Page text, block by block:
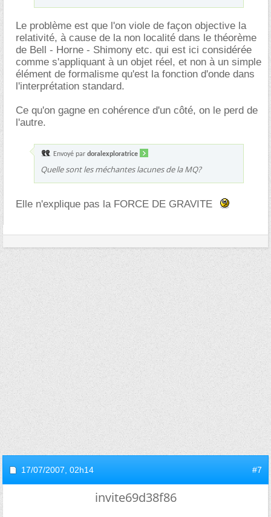
Le problème est que l'on viole de façon objective la
relativité, à cause de la non localité dans le théorème
de Bell - Horne - Shimony etc. qui est ici considérée
comme s'appliquant à un objet réel, et non à un simple
élément de formalisme qu'est la fonction d'onde dans
l'interprétation standard.
Ce qu'on gagne en cohérence d'un côté, on le perd de
l'autre.
Envoyé par doralexploratrice
Quelle sont les méchantes lacunes de la MQ?
Elle n'explique pas la FORCE DE GRAVITE
17/07/2007, 02h14 #7
invite69d38f86